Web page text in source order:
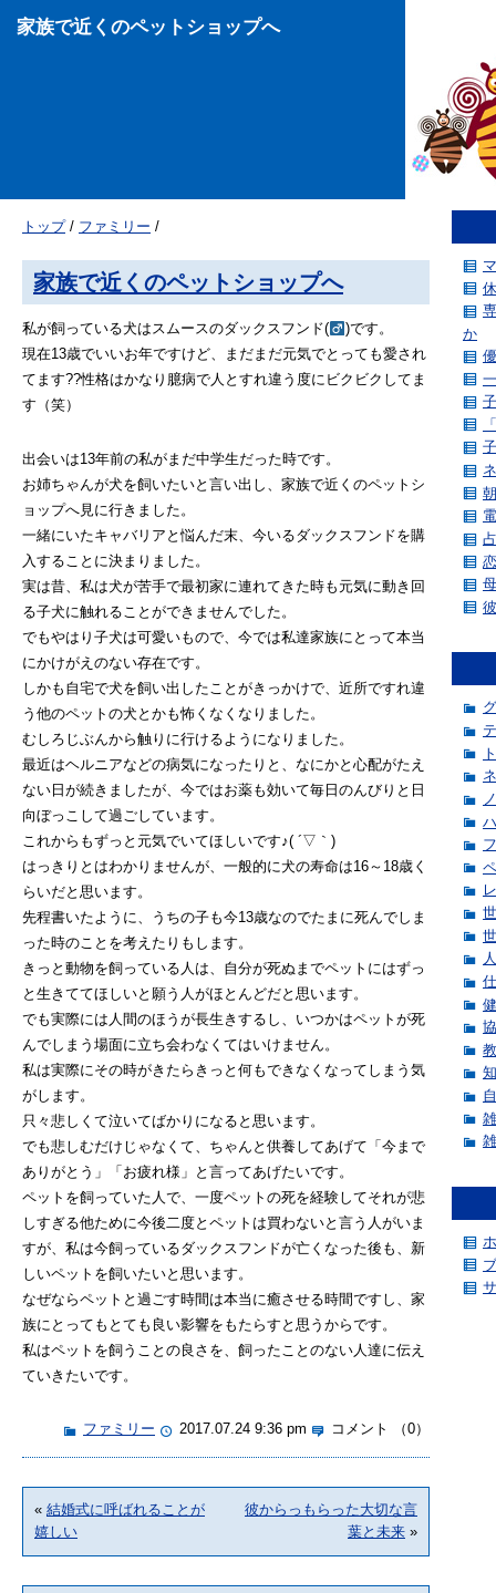
家族で近くのペットショップへ
トップ/ ファミリー /
家族で近くのペットショップへ
私が飼っている犬はスムースのダックスフンド(
)です。
現在13歳でいいお年ですけど、まだまだ元気でとっても愛され
てます??性格はかなり臆病で人とすれ違う度にビクビクしてま
す（笑）
出会いは13年前の私がまだ中学生だった時です。
お姉ちゃんが犬を飼いたいと言い出し、家族で近くのペットシ
ョップへ見に行きました。
一緒にいたキャバリアと悩んだ末、今いるダックスフンドを購
入することに決まりました。
実は昔、私は犬が苦手で最初家に連れてきた時も元気に動き回
る子犬に触れることができませんでした。
でもやはり子犬は可愛いもので、今では私達家族にとって本当
にかけがえのない存在です。
しかも自宅で犬を飼い出したことがきっかけで、近所ですれ違
う他のペットの犬とかも怖くなくなりました。
むしろじぶんから触りに行けるようになりました。
最近はヘルニアなどの病気になったりと、なにかと心配がたえ
ない日が続きましたが、今ではお薬も効いて毎日のんびりと日
向ぼっこして過ごしています。
これからもずっと元気でいてほしいです♪( ´▽｀)
はっきりとはわかりませんが、一般的に犬の寿命は16～18歳く
らいだと思います。
先程書いたように、うちの子も今13歳なのでたまに死んでしま
った時のことを考えたりもします。
きっと動物を飼っている人は、自分が死ぬまでペットにはずっ
と生きててほしいと願う人がほとんどだと思います。
でも実際には人間のほうが長生きするし、いつかはペットが死
んでしまう場面に立ち会わなくてはいけません。
私は実際にその時がきたらきっと何もできなくなってしまう気
がします。
只々悲しくて泣いてばかりになると思います。
でも悲しむだけじゃなくて、ちゃんと供養してあげて「今まで
ありがとう」「お疲れ様」と言ってあげたいです。
ペットを飼っていた人で、一度ペットの死を経験してそれが悲
しすぎる他ために今後二度とペットは買わないと言う人がいま
すが、私は今飼っているダックスフンドが亡くなった後も、新
しいペットを飼いたいと思います。
なぜならペットと過ごす時間は本当に癒させる時間ですし、家
族にとってもとても良い影響をもたらすと思うからです。
私はペットを飼うことの良さを、飼ったことのない人達に伝え
ていきたいです。
ファミリー 2017.07.24 9:36 pm コメント （0）
« 結婚式に呼ばれることが
嬉しい
彼からっもらった大切な言
葉と未来 »
か